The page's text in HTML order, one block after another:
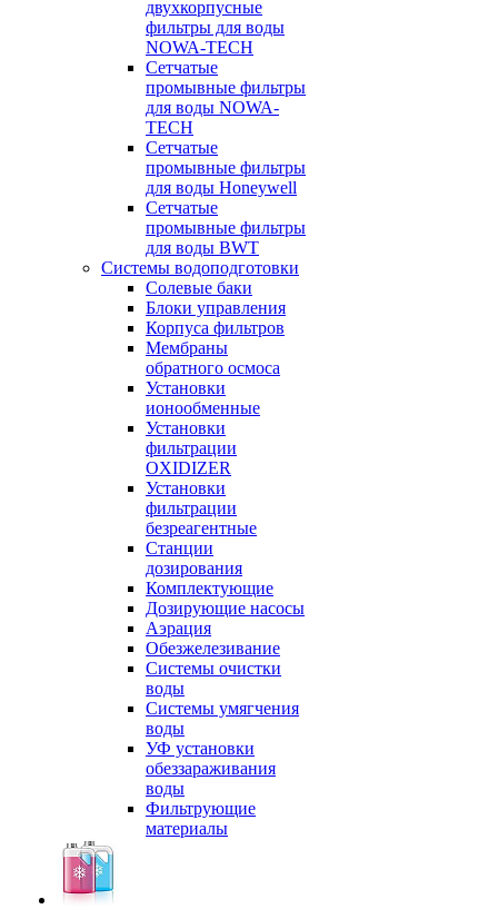
двухкорпусные
фильтры для воды
NOWA-TECH
Сетчатые
промывные фильтры
для воды NOWA-
TECH
Сетчатые
промывные фильтры
для воды Honeywell
Сетчатые
промывные фильтры
для воды BWT
Системы водоподготовки
Солевые баки
Блоки управления
Корпуса фильтров
Мембраны
обратного осмоса
Установки
ионообменные
Установки
фильтрации
OXIDIZER
Установки
фильтрации
безреагентные
Станции
дозирования
Комплектующие
Дозирующие насосы
Аэрация
Обезжелезивание
Системы очистки
воды
Системы умягчения
воды
УФ установки
обеззараживания
воды
Фильтрующие
материалы